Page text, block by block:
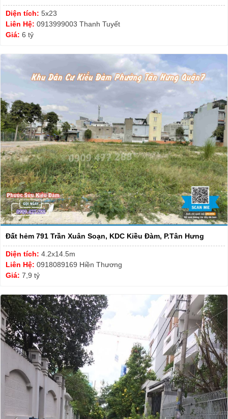
Diện tích: 5x23
Liên Hệ: 0913999003 Thanh Tuyết
Giá: 6 tỷ
Đất hẻm 791 Trần Xuân Soạn, KDC Kiều Đàm, P.Tân Hưng
Diện tích: 4.2x14.5m
Liên Hệ: 0918089169 Hiền Thương
Giá: 7,9 tỷ